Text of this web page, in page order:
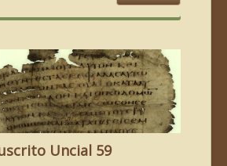
Uncial 59